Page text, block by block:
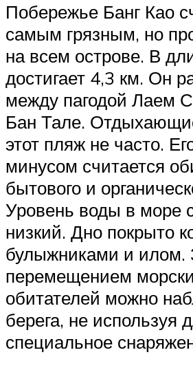
Побережье Банг Као
самым грязным, но
на всем острове. В
достигает 4,3 км. Он
между пагодой Лаем
Бан Тале.
этот пляж не часто.
минусом считается
бытового и
Уровень воды в море
низкий. Дно покрыто
булыжниками и илом.
перемещением
обитателей можно
берега, не используя
специальное